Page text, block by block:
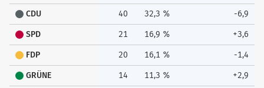
CDU 40 32,3 % -6,9
SPD 21 16,9 % +3,6
FDP 20 16,1 % -1,4
GRÜNE 14 11,3 % +2,9